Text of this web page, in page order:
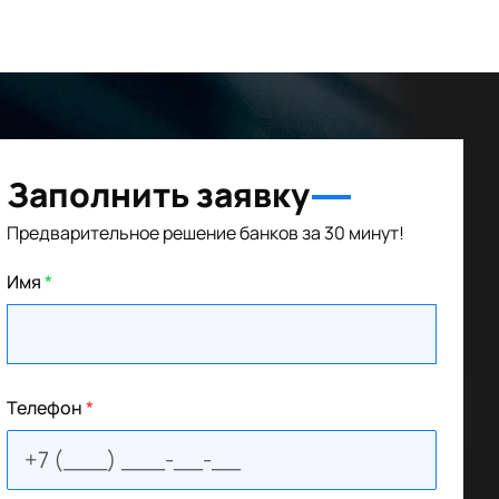
Заполнить заявку
Предварительное решение банков за 30 минут!
Имя*
Телефон*